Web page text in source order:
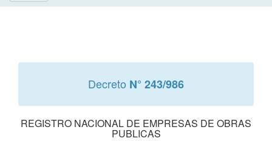
Decreto N° 243/986
REGISTRO NACIONAL DE EMPRESAS DE OBRAS
PUBLICAS